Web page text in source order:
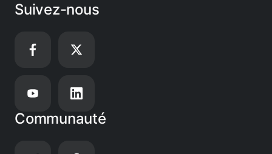
Suivez-nous
Communauté